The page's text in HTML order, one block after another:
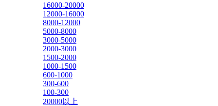
16000-20000
12000-16000
8000-12000
5000-8000
3000-5000
2000-3000
1500-2000
1000-1500
600-1000
300-600
100-300
20000以上